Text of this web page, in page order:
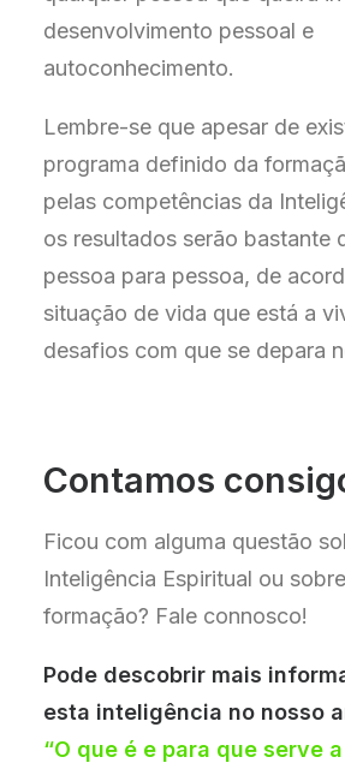
desenvolvimento pessoal e
autoconhecimento.
Lembre-se que apesar de
programa definido da
pelas competências da
os resultados serão bastante
pessoa para pessoa, de
situação de vida que está a
desafios com que se depara
Contamos
Ficou com alguma questão
Inteligência Espiritual ou
formação? Fale connosco!
Pode descobrir mais
esta inteligência no nosso
“O que é e para que serve